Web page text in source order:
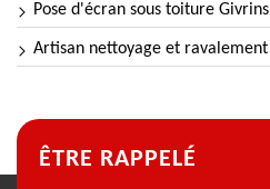
Pose d'écran sous toiture
Artisan nettoyage et
ÊTRE RAPPELÉ